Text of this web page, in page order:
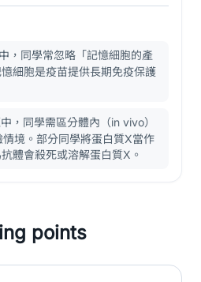
，同學常忽略「記憶細胞的產
細胞是疫苗提供長期免疫保護
，同學需區分體內（in vivo）
境。部分同學將蛋白質X當作
體會殺死或溶解蛋白質X。
points